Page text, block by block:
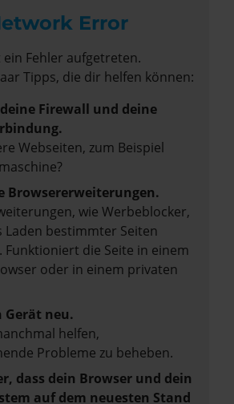
Error
ein Fehler aufgetreten.
Tipps, die dir helfen können:
Firewall und deine
Webseiten, zum Beispiel
Browsererweiterungen.
wie Werbeblocker,
Laden bestimmter Seiten
die Seite in einem
oder in einem privaten
Gerät neu.
helfen,
Probleme zu beheben.
dass dein Browser und dein
auf dem neuesten Stand